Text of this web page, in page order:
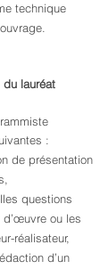
technique
lauréat
:
de présentation
questions
ou les
réalisateur,
d’un